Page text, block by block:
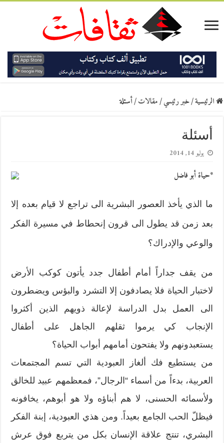
الرئيسية/خبر رئيسي/مقالات/أسئلة
أسئلة
يوليو 14, 2014
*حياة أبو فاضل
ما الذي يأخذ العصور البشرية الى تراجع لا قيام بعده إلا
بعد زمن قد يطول الى قرون إنحطاط في مسيرة الفكر
والوعي والإدراك؟
من يقف جداراً أمام أطفال جدد يأتون كوكب الأرض
لاختبار الحياة فلا يصادفون إلا التشرد والبؤس ويضطرون
الى العمل بدل الدراسة لإعالة ذويهم الذين أكثروا
الإنجاب كي يرموا ثقلهم الجاهل على أطفال
يستعبدونهم ولا يفتحون أمامهم أبواب الحياة؟
من يستطيع فك ألغاز العبودية التي تسم المجتمعات
العربية، بدءاً من أسماء “الرجال”، فمعظمهم عبيد للخالق
ولأسمائه الحسنى، لا هم أبناؤه ولا هو أبوهم، يخافونه
فيظلّ الحب الجامع بعيداً. ومن هذي العبودية، إبنة الفكر
البشري، تنتج علاقة الإنسان بكل من يتربع فوق عرش